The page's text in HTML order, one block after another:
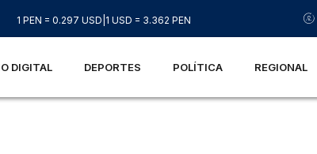
1 PEN = 0.297 USD 1 USD = 3.362 PEN
DIGITAL DEPORTES POLÍTICA REGIONAL